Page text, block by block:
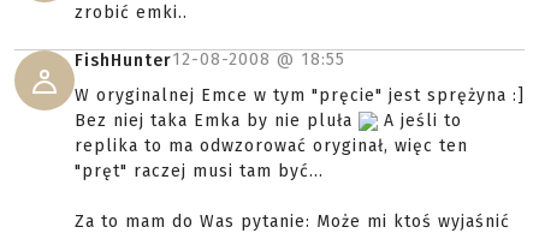
zrobić emki..
FishHunter12-08-2008 @ 18:55
W oryginalnej Emce w tym "pręcie" jest sprężyna :]
Bez niej taka Emka by nie pluła
A jeśli to
replika to ma odwzorować oryginał, więc ten
"pręt" raczej musi tam być...
Za to mam do Was pytanie: Może mi ktoś wyjaśnić